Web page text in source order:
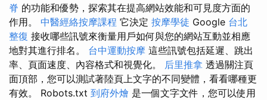
脊 的功能和優勢，探索其在提高網站效能和可見度方面的
作用。 中醫經絡按摩課程 它決定 按摩學徒 Google 台北
整復 接收哪些訊號來衡量用戶如何與您的網站互動並相應
地對其進行排名。 台中運動按摩 這些訊號包括延遲、跳出
率、頁面速度、內容格式和視覺化。 后里推拿 透過關注頁
面頂部，您可以測試著陸頁上文字的不同變體，看看哪種更
有效。 Robots.txt 到府外燴 是一個文字文件，您可以使用